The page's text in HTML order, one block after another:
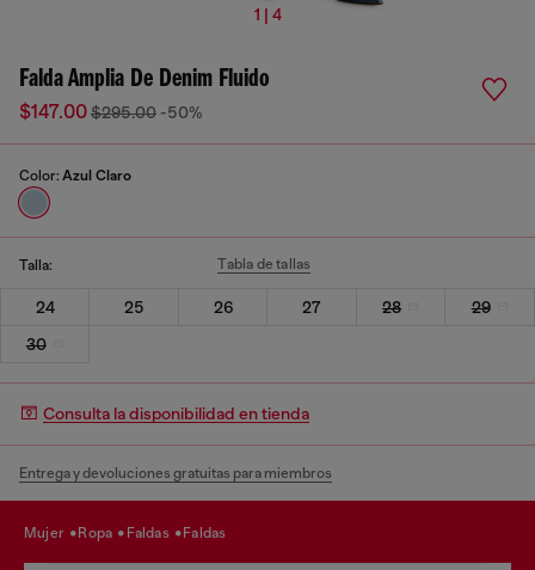
1 | 4
Falda Amplia De Denim Fluido
$147.00$295.00 -50%
Color: Azul Claro
Talla: Tabla de tallas
24 25 26 27 28
29
30
Consulta la disponibilidad en tienda
Entrega y devoluciones gratuitas para miembros
mujer ropa faldas faldas